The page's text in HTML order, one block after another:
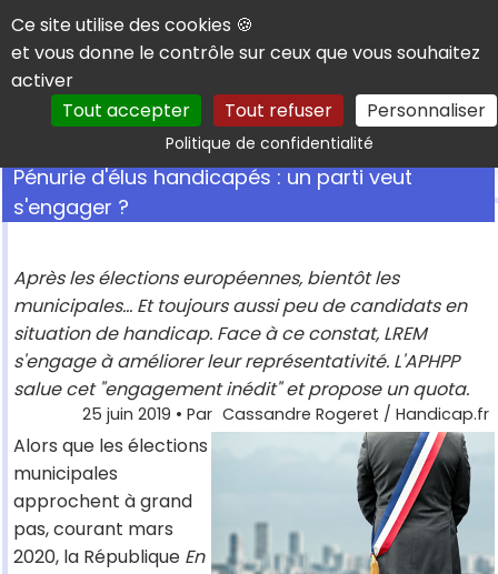
Panneau de gestion des cookies
Ce site utilise des cookies 🍪
et vous donne le contrôle sur ceux que vous souhaitez
activer
Tout accepter
Tout refuser Personnaliser
Politique de confidentialitéRechercher
Pénurie d'élus handicapés : un parti veut
s'engager ?
Après les élections européennes, bientôt les
municipales... Et toujours aussi peu de candidats en
situation de handicap. Face à ce constat, LREM
s'engage à améliorer leur représentativité. L'APHPP
salue cet "engagement inédit" et propose un quota.
25 juin 2019 • Par Cassandre Rogeret / Handicap.fr
Alors que les élections
municipales
approchent à grand
pas, courant mars
2020, la République En